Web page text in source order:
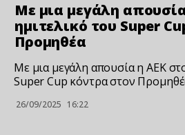
Με μια μεγάλη
ημιτελικό του Super
Προμηθέα
Με μια μεγάλη απουσία η ΑΕΚ
Super Cup κόντρα στον
26/09/2025 16:22